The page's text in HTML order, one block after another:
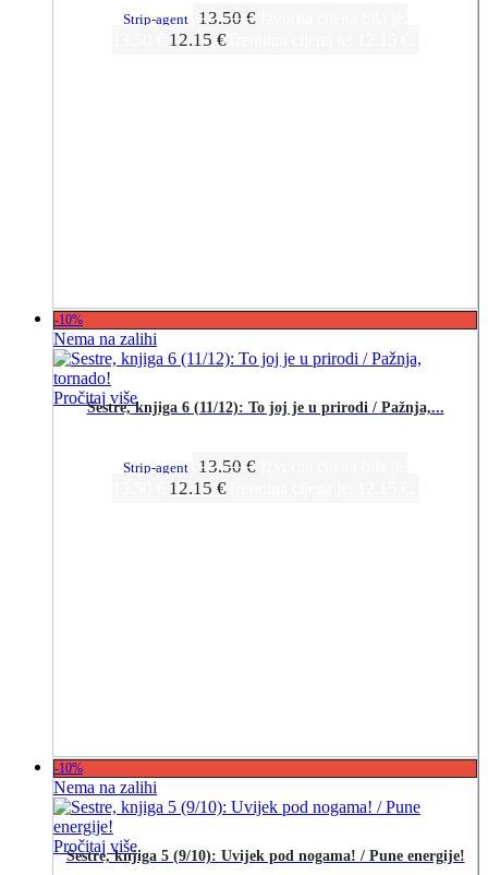
Strip-agent 13.50 €
12.15 €Trenutna cijena je: 12.15 €.
-10%
Nema na zalihi
Pročitaj više
Sestre, knjiga 6 (11/12): To joj je u prirodi / Pažnja,...
Strip-agent 13.50 €
12.15 €Trenutna cijena je: 12.15 €.
-10%
Nema na zalihi
Pročitaj više
Sestre, knjiga 5 (9/10): Uvijek pod nogama! / Pune energije!